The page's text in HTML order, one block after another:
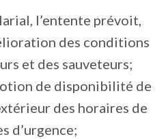
l’entente prévoit,
des conditions
et des sauveteurs;
de disponibilité de
des horaires de
d’urgence;